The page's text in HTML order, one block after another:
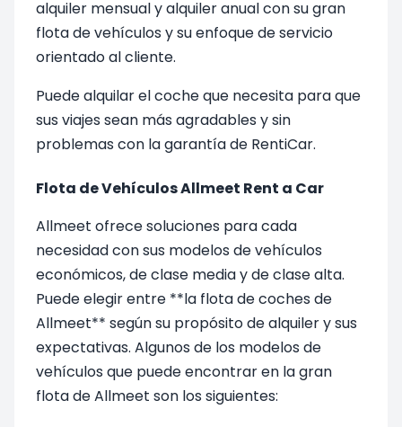
alquiler mensual y alquiler anual con su gran
flota de vehículos y su enfoque de servicio
orientado al cliente.
Puede alquilar el coche que necesita para que
sus viajes sean más agradables y sin
problemas con la garantía de RentiCar.
Flota de Vehículos Allmeet Rent a Car
Allmeet ofrece soluciones para cada
necesidad con sus modelos de vehículos
económicos, de clase media y de clase alta.
Puede elegir entre **la flota de coches de
Allmeet** según su propósito de alquiler y sus
expectativas. Algunos de los modelos de
vehículos que puede encontrar en la gran
flota de Allmeet son los siguientes: